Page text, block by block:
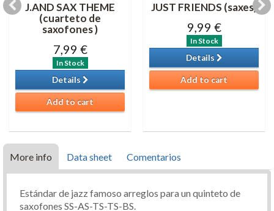
J.AND SAX THEME
(cuarteto de
saxofones )
7,99 €
In Stock
Details
Add to cart
JUST FRIENDS (saxes)
9,99 €
In Stock
Details
Add to cart
More info Data sheet Comentarios
Estándar de jazz famoso arreglos para un quinteto de
saxofones SS-AS-TS-TS-BS.